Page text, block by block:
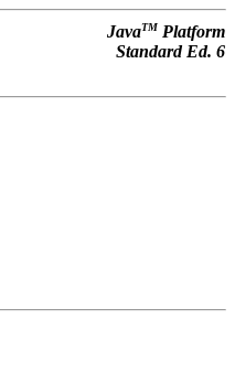
JavaTM Platform
Standard Ed. 6